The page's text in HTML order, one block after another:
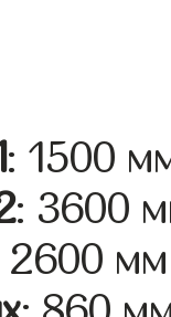
: 1500
: 3600
2600 мм